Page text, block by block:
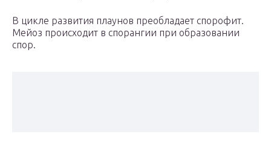
В цикле развития плаунов преобладает спорофит.
Мейоз происходит в спорангии при образовании
спор.